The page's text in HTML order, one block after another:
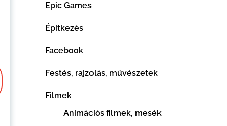
Epic Games
Építkezés
Facebook
Festés, rajzolás, művészetek
Filmek
Animációs filmek, mesék